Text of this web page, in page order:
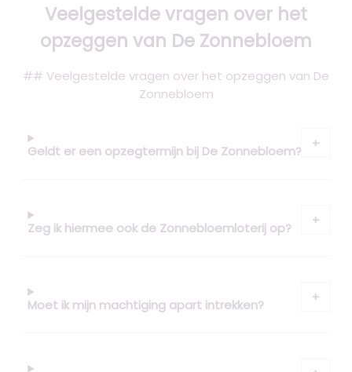
Veelgestelde vragen over het
opzeggen van De Zonnebloem
## Veelgestelde vragen over het opzeggen van De
Zonnebloem
Geldt er een opzegtermijn bij De Zonnebloem?
Zeg ik hiermee ook de Zonnebloemloterij op?
Moet ik mijn machtiging apart intrekken?